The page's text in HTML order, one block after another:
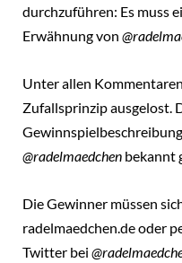
durchzuführen: Es muss
Erwähnung von
Unter allen
Zufallsprinzip ausgelost.
@radelmaedchen bekannt
Die Gewinner müssen
radelmaedchen.de oder
Twitter bei